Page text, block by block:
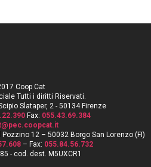
Coop Cat
Tutti i diritti Riservati.
Slataper, 2 - 50134 Firenze
Fax: 055.43.69.384
Pozzino 12 – 50032 Borgo San Lorenzo (FI)
– Fax: 055.84.56.732
- cod. dest. M5UXCR1